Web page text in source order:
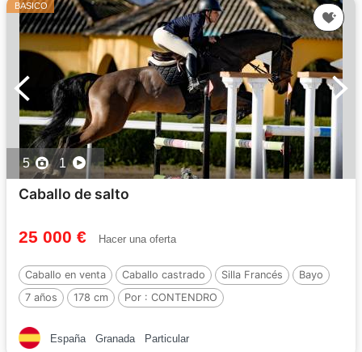
BASICO
5 1
Caballo de salto
25 000 € Hacer una oferta
Caballo en venta Caballo castrado Silla Francés
Bayo
7 años
178 cm Por : CONTENDRO
España Granada Particular